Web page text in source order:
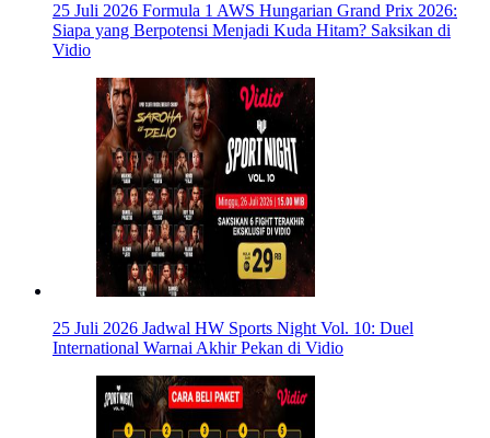
25 Juli 2026 Formula 1 AWS Hungarian Grand Prix 2026:
Siapa yang Berpotensi Menjadi Kuda Hitam? Saksikan di
Vidio
25 Juli 2026 Jadwal HW Sports Night Vol. 10: Duel
International Warnai Akhir Pekan di Vidio